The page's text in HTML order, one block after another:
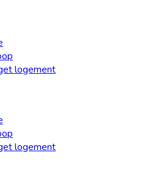
logement
logement